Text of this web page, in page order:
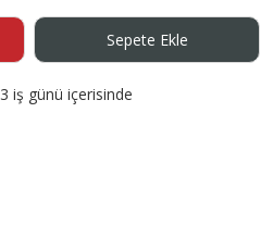
Sepete Ekle
3 iş günü içerisinde